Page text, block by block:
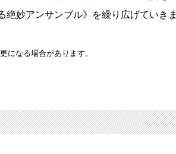
妙アンサンブル》を繰り広げていきま
になる場合があります。